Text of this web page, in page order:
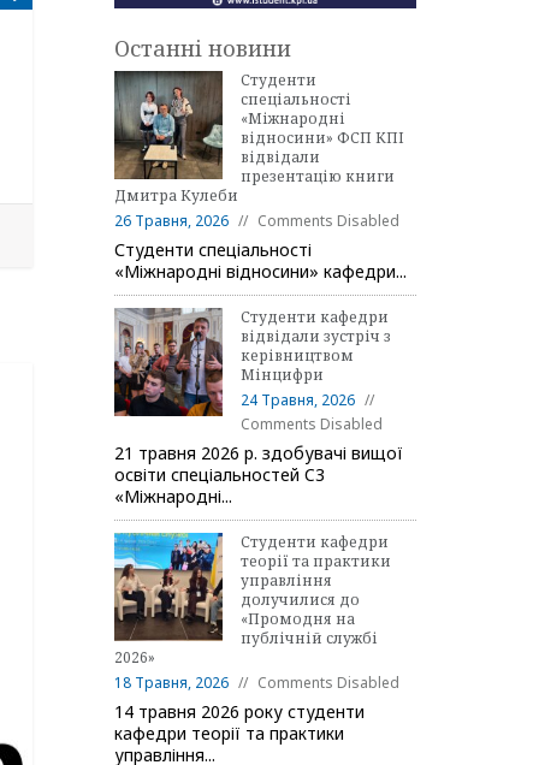
Останні новини
Студенти
спеціальності
«Міжнародні
відносини» ФСП КПІ
відвідали
презентацію книги
Дмитра Кулеби
26 Травня, 2026
Comments Disabled
Студенти спеціальності
«Міжнародні відносини» кафедри...
Студенти кафедри
відвідали зустріч з
керівництвом
Мінцифри
24 Травня, 2026
Comments Disabled
21 травня 2026 р. здобувачі вищої
освіти спеціальностей C3
«Міжнародні...
Студенти кафедри
теорії та практики
управління
долучилися до
«Промодня на
публічній службі
2026»
18 Травня, 2026
Comments Disabled
14 травня 2026 року студенти
кафедри теорії та практики
управління...